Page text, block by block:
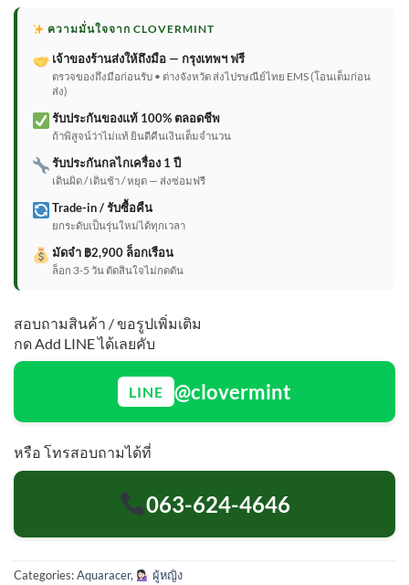
ความมั่นใจจาก CLOVERMINT
เจ้าของร้านส่งให้ถึงมือ — กรุงเทพฯ ฟรี
ตรวจของถึงมือก่อนรับ • ต่างจังหวัด ส่งไปรษณีย์ไทย EMS (โอนเต็มก่อน
ส่ง)
รับประกันของแท้ 100% ตลอดชีพ
ถ้าพิสูจน์ว่าไม่แท้ ยินดีคืนเงินเต็มจำนวน
รับประกันกลไกเครื่อง 1 ปี
เดินผิด / เดินช้า / หยุด — ส่งซ่อมฟรี
Trade-in / รับซื้อคืน
ยกระดับเป็นรุ่นใหม่ได้ทุกเวลา
มัดจำ ฿2,900 ล็อกเรือน
ล็อก 3-5 วัน ตัดสินใจไม่กดดัน
สอบถามสินค้า / ขอรูปเพิ่มเติม
กด Add LINE ได้เลยคับ
LINE @clovermint
หรือ โทรสอบถามได้ที่
063-624-4646
Categories:Aquaracer,
ผู้หญิง